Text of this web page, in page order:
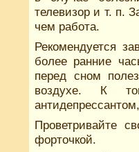
телевизор и т. п.
чем работа.
Рекомендуется
более ранние
перед сном
воздухе. К
Проветривайте
форточкой.